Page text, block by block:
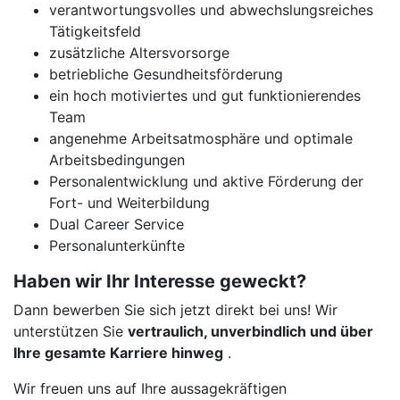
verantwortungsvolles und abwechslungsreiches
Tätigkeitsfeld
zusätzliche Altersvorsorge
betriebliche Gesundheitsförderung
ein hoch motiviertes und gut funktionierendes
Team
angenehme Arbeitsatmosphäre und optimale
Arbeitsbedingungen
Personalentwicklung und aktive Förderung der
Fort- und Weiterbildung
Dual Career Service
Personalunterkünfte
Haben wir Ihr Interesse geweckt?
Dann bewerben Sie sich jetzt direkt bei uns! Wir
unterstützen Sie vertraulich, unverbindlich und über
Ihre gesamte Karriere hinweg .
Wir freuen uns auf Ihre aussagekräftigen